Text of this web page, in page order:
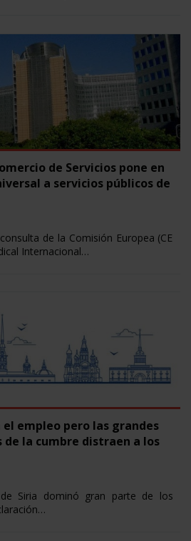
de Servicios pone en
a servicios públicos de
de la Comisión Europea (CE
Internacional…
el empleo pero las grandes
la cumbre distraen a los
Siria dominó gran parte de los